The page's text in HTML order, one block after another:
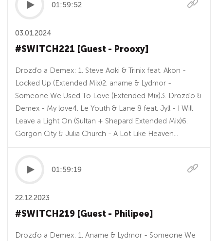
01:59:52
03.01.2024
#SWITCH221 [Guest - Prooxy]
Drozďo a Demex: 1. Steve Aoki & Trinix feat. Akon -
Locked Up (Extended Mix)2. aname & Lydmor -
Someone We Used To Love (Extended Mix)3. Drozďo &
Demex - My love4. Le Youth & Lane 8 feat. Jyll - I Will
Leave a Light On (Sultan + Shepard Extended Mix)6.
Gorgon City & Julia Church - A Lot Like Heaven...
01:59:19
22.12.2023
#SWITCH219 [Guest - Philipee]
Drozďo a Demex: 1. Aname & Lydmor - Someone We